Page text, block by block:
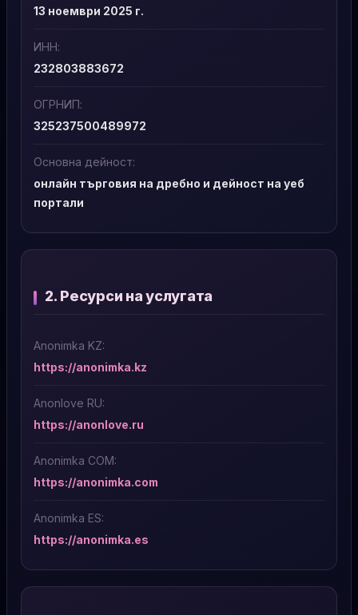
13 ноември 2025 г.
ИНН:
232803883672
ОГРНИП:
325237500489972
Основна дейност:
онлайн търговия на дребно и дейност на уеб
портали
2. Ресурси на услугата
Anonimka KZ:
https://anonimka.kz
Anonlove RU:
https://anonlove.ru
Anonimka COM:
https://anonimka.com
Anonimka ES:
https://anonimka.es